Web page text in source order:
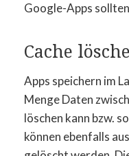
Google-Apps
Cache
Apps speichern im
Menge Daten
löschen kann bzw.
können ebenfalls